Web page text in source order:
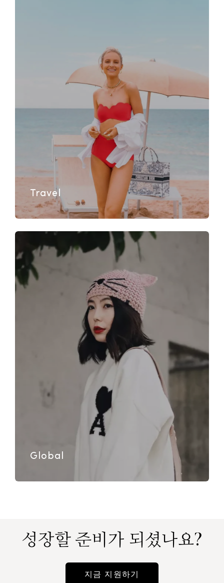
Travel
Global
성장할 준비가 되셨나요?
지금 지원하기